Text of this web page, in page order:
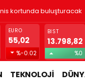
yerleşen parazit,
EURO
55,02
%-0.02
BIST
13.798,82
%0
TEKNOLOJİ